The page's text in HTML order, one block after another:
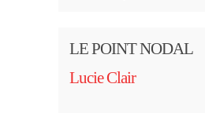
LE POINT NODAL
Lucie Clair